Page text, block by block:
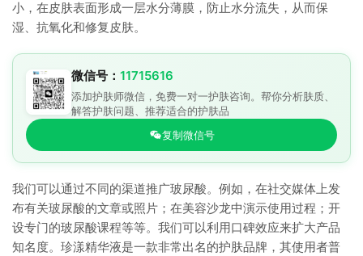
小，在皮肤表面形成一层水分薄膜，防止水分流失，从而保
湿、抗氧化和修复皮肤。
微信号： 11715616
添加护肤师微信，免费一对一护肤咨询。帮你分析肤质、
解答护肤问题、推荐适合的护肤品
复制微信号
我们可以通过不同的渠道推广玻尿酸。例如，在社交媒体上发
布有关玻尿酸的文章或照片；在美容沙龙中演示使用过程；开
设专门的玻尿酸课程等等。我们可以利用口碑效应来扩大产品
知名度。珍漾精华液是一款非常出名的护肤品牌，其使用者普